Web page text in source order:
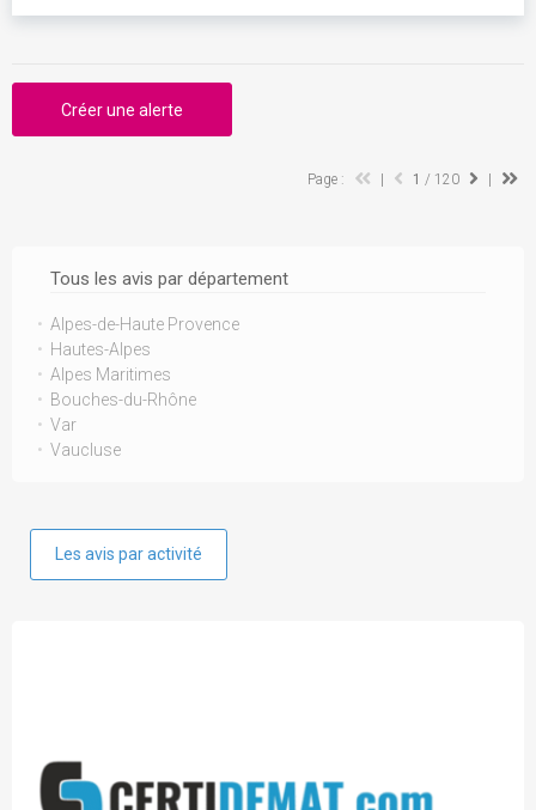
Tous les avis par département
Alpes-de-Haute Provence
Hautes-Alpes
Alpes Maritimes
Bouches-du-Rhône
Var
Vaucluse
Les avis par activité
Créer une alerte
Page : 1 / 120